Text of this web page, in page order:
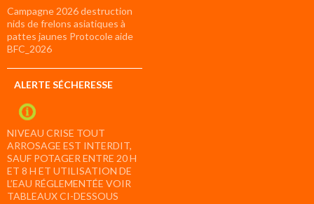
Campagne 2026 destruction
nids de frelons asiatiques à
pattes jaunes Protocole aide
BFC_2026
ALERTE SÉCHERESSE
NIVEAU CRISE TOUT
ARROSAGE EST INTERDIT,
SAUF POTAGER ENTRE 20 H
ET 8 H ET UTILISATION DE
L’EAU RÉGLEMENTÉE VOIR
TABLEAUX CI-DESSOUS